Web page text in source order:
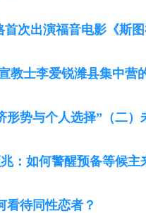
次出演福音电影《斯图
教士李爱锐潍县集中营
形势与个人选择”（二）
：如何警醒预备等候主
看待同性恋者？